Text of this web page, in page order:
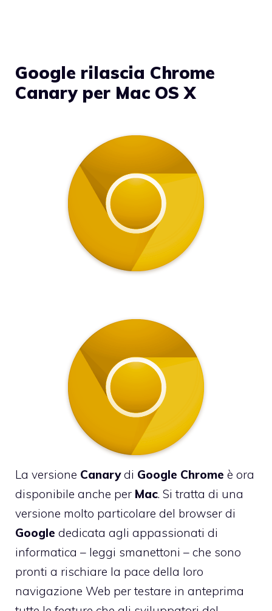
Google rilascia Chrome
Canary per Mac OS X
La versione Canarydi Google Chrome è ora
disponibile anche per Mac. Si tratta di una
versione molto particolare del browser di
Google dedicata agli appassionati di
informatica – leggi smanettoni – che sono
pronti a rischiare la pace della loro
navigazione Web per testare in anteprima